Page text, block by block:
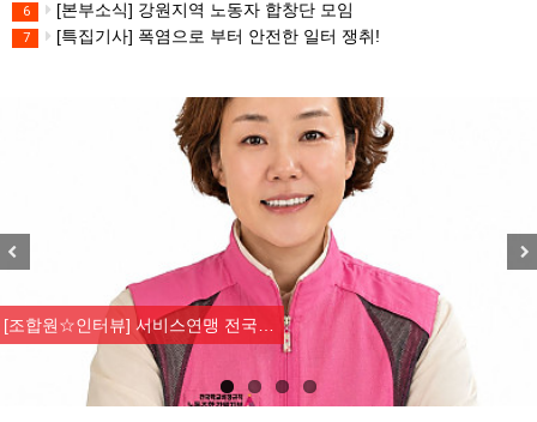
6 [본부소식] 강원지역 노동자 합창단 모임
7 [특집기사] 폭염으로 부터 안전한 일터 쟁취!
[조합원☆인터뷰] 서비스연맹 전국…